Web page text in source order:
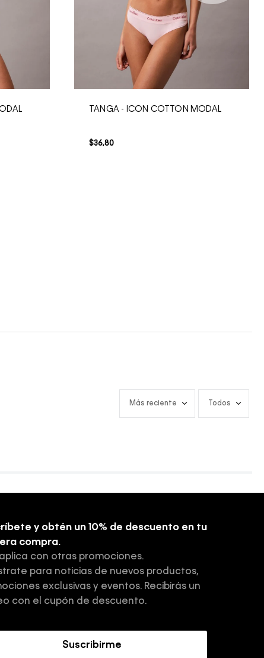
TANGA - ICON COTTON MODAL
$36,80
Más reciente Todos
y obtén un 10% de descuento en tu
compra.
con otras promociones.
para noticias de nuevos productos,
exclusivas y eventos. Recibirás un
con el cupón de descuento.
Suscribirme